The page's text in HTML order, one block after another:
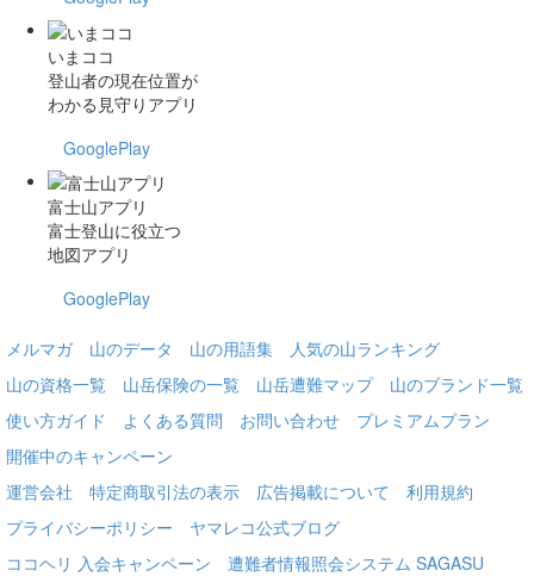
いまココ
登山者の現在位置が
わかる見守りアプリ
GooglePlay
富士山アプリ
富士登山に役立つ
地図アプリ
GooglePlay
メルマガ 山のデータ 山の用語集
人気の山ランキング
山の資格一覧
山岳保険の一覧 山岳遭難マップ
山のブランド一覧
使い方ガイド
よくある質問 お問い合わせ
プレミアムプラン
開催中のキャンペーン
運営会社
特定商取引法の表示 広告掲載について
利用規約
プライバシーポリシー
ヤマレコ公式ブログ
ココヘリ 入会キャンペーン
遭難者情報照会システム SAGASU